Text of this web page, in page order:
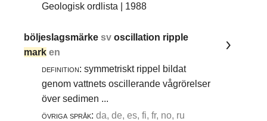
Geologisk ordlista | 1988
böljeslagsmärkesvoscillation ripple
mark en
definition: symmetriskt rippel bildat
genom vattnets oscillerande vågrörelser
över sedimen ...
övriga språk: da, de, es, fi, fr, no, ru